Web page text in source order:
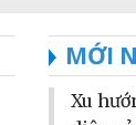
MỚI
Xu